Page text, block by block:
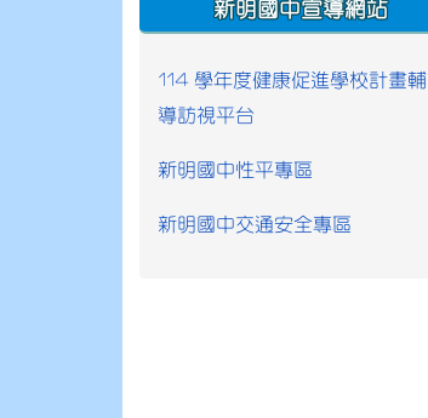
新明國中宣導網站
114 學年度健康促進學校計畫輔
導訪視平台
新明國中性平專區
新明國中交通安全專區